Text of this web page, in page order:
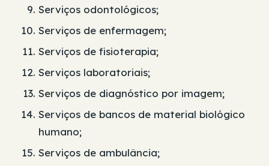
Serviços odontológicos;
Serviços de enfermagem;
Serviços de fisioterapia;
Serviços laboratoriais;
Serviços de diagnóstico por imagem;
Serviços de bancos de material biológico
humano;
Serviços de ambulância;